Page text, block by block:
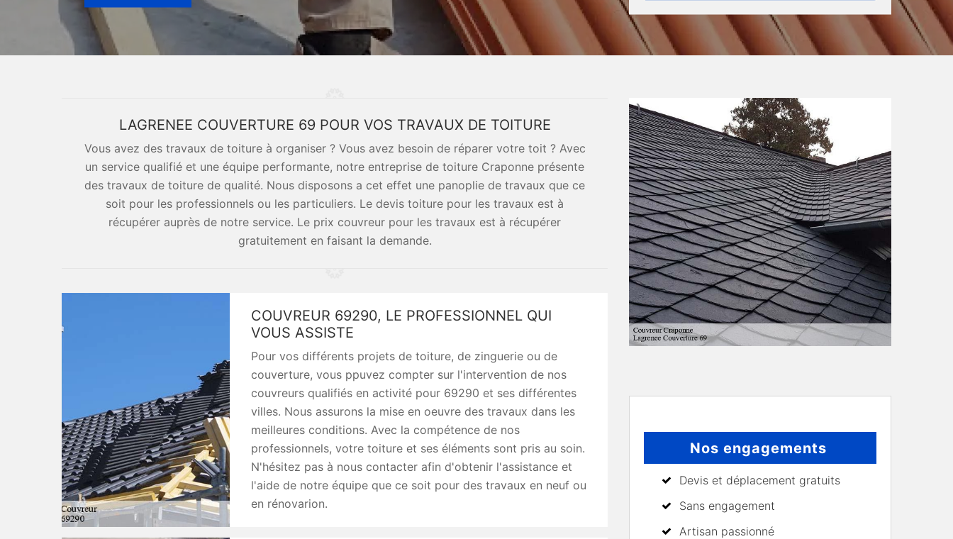
LAGRENEE COUVERTURE 69 POUR VOS TRAVAUX DE TOITURE
Vous avez des travaux de toiture à organiser ? Vous avez besoin de réparer votre toit ? Avec
un service qualifié et une équipe performante, notre entreprise de toiture Craponne présente
des travaux de toiture de qualité. Nous disposons a cet effet une panoplie de travaux que ce
soit pour les professionnels ou les particuliers. Le devis toiture pour les travaux est à
récupérer auprès de notre service. Le prix couvreur pour les travaux est à récupérer
gratuitement en faisant la demande.
COUVREUR 69290, LE PROFESSIONNEL QUI
VOUS ASSISTE
Pour vos différents projets de toiture, de zinguerie ou de
couverture, vous ppuvez compter sur l'intervention de nos
couvreurs qualifiés en activité pour 69290 et ses différentes
villes. Nous assurons la mise en oeuvre des travaux dans les
meilleures conditions. Avec la compétence de nos
professionnels, votre toiture et ses éléments sont pris au soin.
N'hésitez pas à nous contacter afin d'obtenir l'assistance et
l'aide de notre équipe que ce soit pour des travaux en neuf ou
en rénovarion.
Nos engagements
Devis et déplacement gratuits
Sans engagement
Artisan passionné